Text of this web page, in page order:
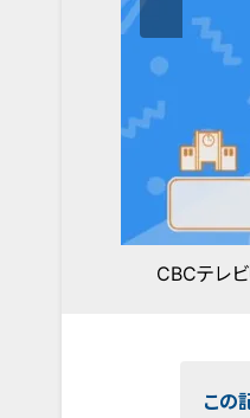
CBCテレビ
この